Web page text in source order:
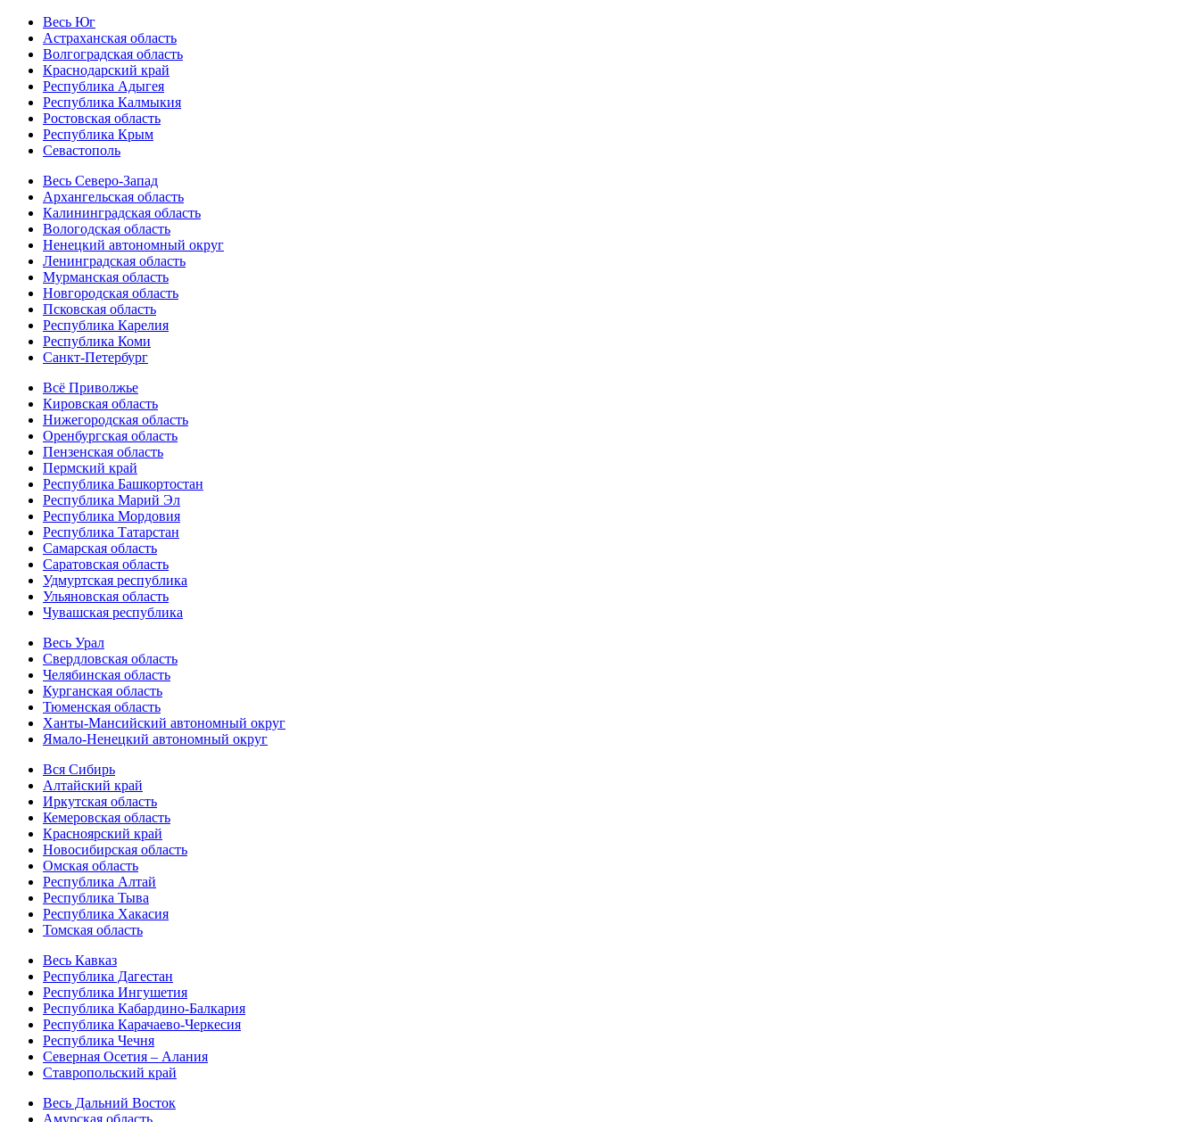
Весь Юг
Астраханская область
Волгоградская область
Краснодарский край
Республика Адыгея
Республика Калмыкия
Ростовская область
Республика Крым
Севастополь
Весь Северо-Запад
Архангельская область
Калининградская область
Вологодская область
Ненецкий автономный округ
Ленинградская область
Мурманская область
Новгородская область
Псковская область
Республика Карелия
Республика Коми
Санкт-Петербург
Всё Приволжье
Кировская область
Нижегородская область
Оренбургская область
Пензенская область
Пермский край
Республика Башкортостан
Республика Марий Эл
Республика Мордовия
Республика Татарстан
Самарская область
Саратовская область
Удмуртская республика
Ульяновская область
Чувашская республика
Весь Урал
Свердловская область
Челябинская область
Курганская область
Тюменская область
Ханты-Мансийский автономный округ
Ямало-Ненецкий автономный округ
Вся Сибирь
Алтайский край
Иркутская область
Кемеровская область
Красноярский край
Новосибирская область
Омская область
Республика Алтай
Республика Тыва
Республика Хакасия
Томская область
Весь Кавказ
Республика Дагестан
Республика Ингушетия
Республика Кабардино-Балкария
Республика Карачаево-Черкесия
Республика Чечня
Северная Осетия – Алания
Ставропольский край
Весь Дальний Восток
Амурская область